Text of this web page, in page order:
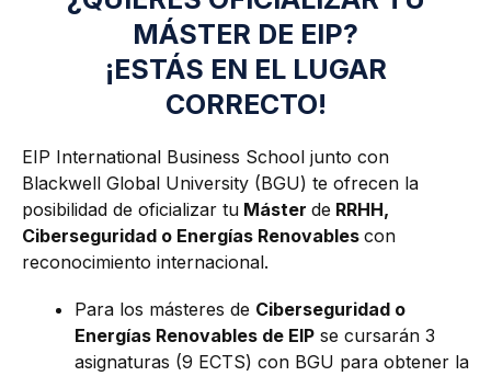
MÁSTER DE EIP?
¡ESTÁS EN EL LUGAR
CORRECTO!
EIP International Business School junto con
Blackwell Global University (BGU) te ofrecen la
posibilidad de oficializar tu Máster de RRHH,
Ciberseguridad o Energías Renovables con
reconocimiento internacional.
Para los másteres de Ciberseguridad o
Energías Renovables de EIP se cursarán 3
asignaturas (9 ECTS) con BGU para obtener la